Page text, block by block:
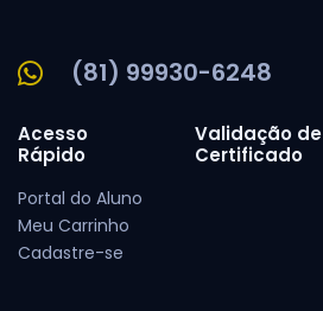
(81) 99930-6248
Acesso
Rápido
Portal do Aluno
Meu Carrinho
Cadastre-se
Validação de
Certificado